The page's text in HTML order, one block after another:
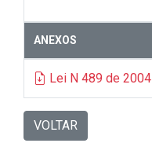
ANEXOS
Lei N 489 de 2004
VOLTAR